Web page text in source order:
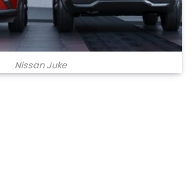
Nissan Juke